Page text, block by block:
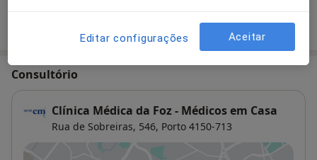
Consultório
Clínica Médica da Foz - Médicos em Casa
Rua de Sobreiras, 546, Porto 4150-713
Editar configurações Aceitar